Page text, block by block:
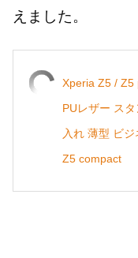
えました。
Xperia Z5 / Z5
PUレザー ス
入れ 薄型 ビ
Z5 compact